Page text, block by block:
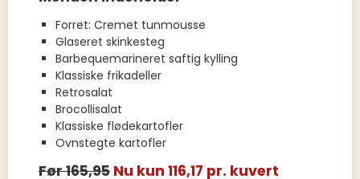
Forret: Cremet tunmousse
Glaseret skinkesteg
Barbequemarineret saftig kylling
Klassiske frikadeller
Retrosalat
Brocollisalat
Klassiske flødekartofler
Ovnstegte kartofler
Før 165,95 Nu kun 116,17 pr. kuvert